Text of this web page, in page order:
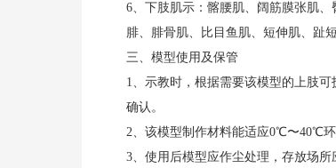
6、下肢肌示：髂腰肌、阔筋膜张肌
腓、腓骨肌、比目鱼肌、短伸肌、趾
三、模型使用及保管
1、示教时，根据需要该模型的上肢
确认。
2、该模型制作材料能适应0℃〜40℃环
3、使用后模型应作尘处理，存放场